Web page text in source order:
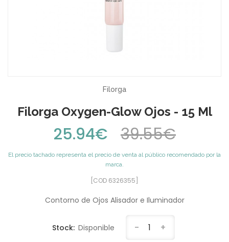
Filorga
Filorga Oxygen-Glow Ojos - 15 Ml
25.94€ 39.55€
El precio tachado representa el precio de venta al público recomendado por la
marca.
[COD 6326355]
Contorno de Ojos Alisador e Iluminador
Stock: Disponible - 1 +